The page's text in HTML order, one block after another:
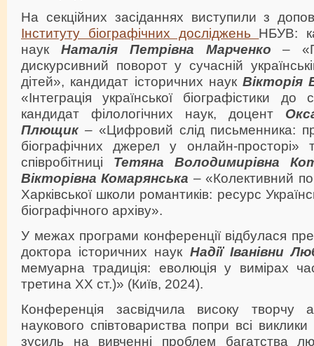
На секційних засіданнях виступили з
Інституту біографічних досліджень НБУВ:
наук
Наталія Петрівна Марченко –
дискурсивний поворот у сучасній
дітей», кандидат історичних наукВікторія
«Інтеграція української біографістики до
кандидат філологічних наук, доцент
Плющик – «Цифровий слід письменника:
біографічних джерел у онлайн-просторі»
співробітниці
Тетяна Володимирівна
Вікторівна Комарянська – «Колективний
Харківської школи романтиків: ресурс
біографічного архіву».
У межах програми конференції відбулася
доктора історичних наук Надії Іванівни
мемуарна традиція: еволюція у вимірах
третина ХХ ст.)» (Київ, 2024).
Конференція засвідчила високу творчу
наукового співтовариства попри всі
зусиль на вивченні проблем багатства